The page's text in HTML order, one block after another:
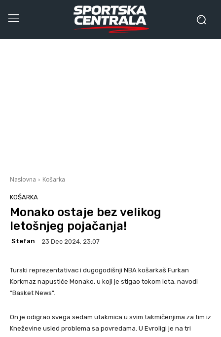
Naslovna Košarka
KOŠARKA
Monako ostaje bez velikog
letošnjeg pojačanja!
Stefan 23 Dec 2024. 23:07
Turski reprezentativac i dugogodišnji NBA košarkaš Furkan
Korkmaz napustiće Monako, u koji je stigao tokom leta, navodi
“Basket News”.
On je odigrao svega sedam utakmica u svim takmičenjima za tim iz
Kneževine usled problema sa povredama. U Evroligi je na tri